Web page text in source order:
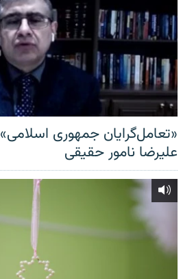
«تعامل‌گرایان جمهوری
علیرضا نامور حقیقی